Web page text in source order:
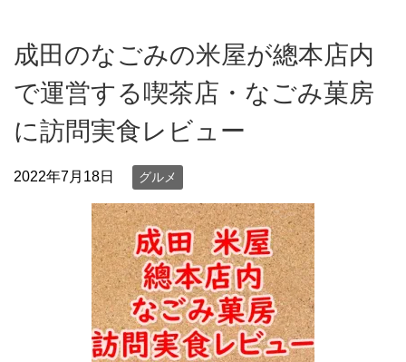
成田のなごみの米屋が總本店内
で運営する喫茶店・なごみ菓房
に訪問実食レビュー
2022年7月18日 グルメ